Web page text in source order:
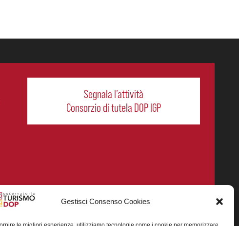
Gestisci Consenso Cookies
Segnala l’attività
Consorzio di tutela DOP IGP